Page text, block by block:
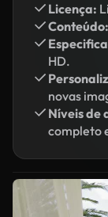
Licença:
Conteúdo:
HD.
novas
Níveis de
completo